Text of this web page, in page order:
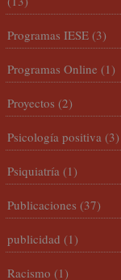
Programas IESE (3)
Programas Online (1)
Proyectos (2)
Psicología positiva (3)
Psiquiatría (1)
Publicaciones (37)
publicidad (1)
Racismo (1)